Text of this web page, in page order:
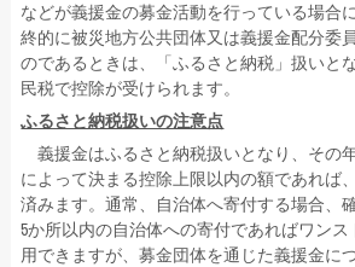
などが義援金の募金活動を行っている場合
終的に被災地方公共団体又は義援金配分委
のであるときは、「ふるさと納税」扱いと
民税で控除が受けられます。
ふるさと納税扱いの注意点
義援金はふるさと納税扱いとなり、その
によって決まる控除上限以内の額であれば
済みます。通常、自治体へ寄付する場合、
5か所以内の自治体への寄付であればワン
用できますが、募金団体を通じた義援金に